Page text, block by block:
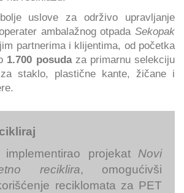
uslove za održivo upravljanje
ambalažnog otpada Sekopak
partnerima i klijentima, od početka
1.700 posuda za primarnu selekciju
staklo, plastične kante, žičane i
projekat Novi
reciklira, omogućivši
reciklomata za PET